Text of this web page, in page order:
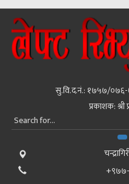
सु.वि.द.नं.: १७५७/
प्रकाशक: श्री